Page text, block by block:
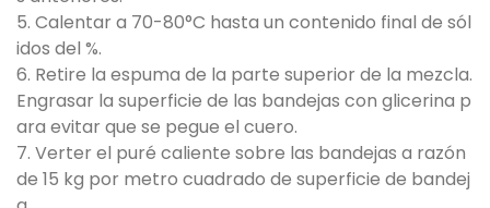
5. Calentar a 70-80°C hasta un contenido final de sól
idos del %.
6. Retire la espuma de la parte superior de la mezcla.
Engrasar la superficie de las bandejas con glicerina p
ara evitar que se pegue el cuero.
7. Verter el puré caliente sobre las bandejas a razón
de 15 kg por metro cuadrado de superficie de bandej